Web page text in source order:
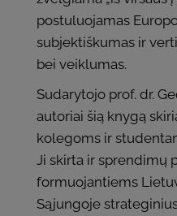
postuluojamas
subjektiškumas ir
bei veiklumas.
Sudarytojo prof. dr.
autoriai šią knygą
kolegoms ir
Ji skirta ir sprendimų
formuojantiems
Sąjungoje